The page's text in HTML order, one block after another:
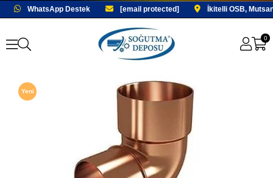
WhatsApp Destek [email protected] İkitelli OSB,
0
Yeni